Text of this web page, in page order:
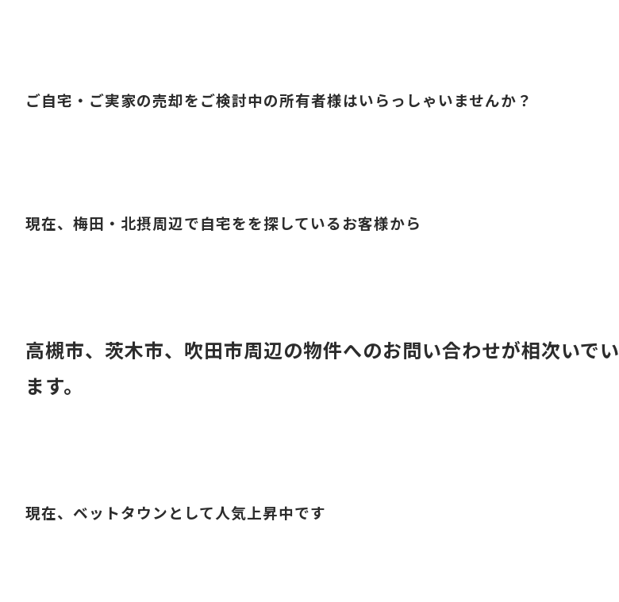
ご自宅・ご実家の売却をご検討中の所有者様はいらっしゃいませんか？
現在、梅田・北摂周辺で自宅をを探しているお客様から
高槻市、茨木市、吹田市周辺の物件へのお問い合わせが相次いでい
ます。
現在、ベットタウンとして人気上昇中です